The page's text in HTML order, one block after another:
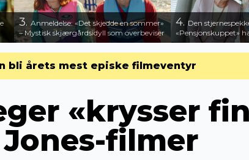
3. Anmeldelse: «Det skjedde en sommer»
– Mystisk skjærgårdsidyll som overbeviser
4. Den
«Pensjonskuppet»
bli årets mest episke filmeventyr
«krysser
filmer